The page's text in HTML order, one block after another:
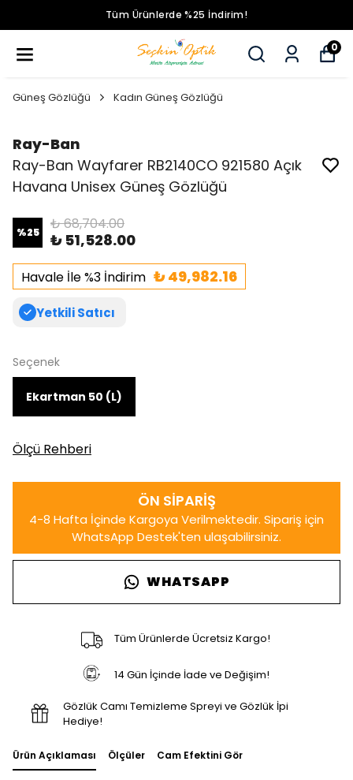
Tüm Ürünlerde %25 İndirim!
0
Güneş Gözlüğü Kadın Güneş Gözlüğü
Ray-Ban
Ray-Ban Wayfarer RB2140CO 921580 Açık
Havana Unisex Güneş Gözlüğü
%25 ₺ 68,704.00
₺ 51,528.00
Havale İle %3 İndirim ₺ 49,982.16
Yetkili Satıcı
Seçenek
Ekartman 50 (L)
Ölçü Rehberi
WHATSAPP
Tüm Ürünlerde Ücretsiz Kargo!
14 Gün İçinde İade ve Değişim!
Gözlük Camı Temizleme Spreyi ve Gözlük İpi
Hediye!
Ürün Açıklaması Ölçüler Cam Efektini Gör